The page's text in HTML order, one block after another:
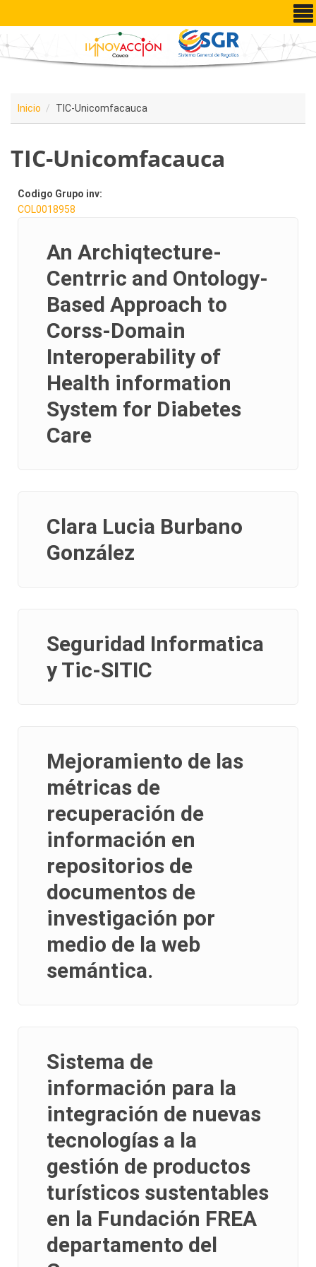
Pasar al contenido principal
Inicio TIC-Unicomfacauca
TIC-Unicomfacauca
Codigo Grupo inv:
COL0018958
An Archiqtecture-
Centrric and Ontology-
Based Approach to
Corss-Domain
Interoperability of
Health information
System for Diabetes
Care
Clara Lucia Burbano
González
Seguridad Informatica
y Tic-SITIC
Mejoramiento de las
métricas de
recuperación de
información en
repositorios de
documentos de
investigación por
medio de la web
semántica.
Sistema de
información para la
integración de nuevas
tecnologías a la
gestión de productos
turísticos sustentables
en la Fundación FREA
departamento del